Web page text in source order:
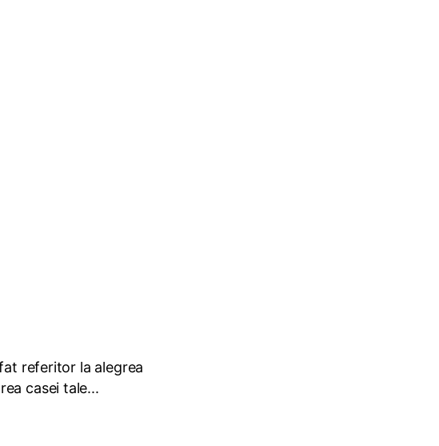
referitor la alegrea
casei tale...